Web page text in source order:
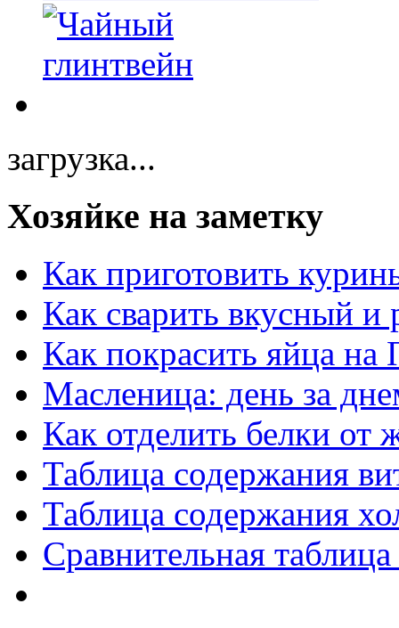
загрузка...
Хозяйке на заметку
Как приготовить
Как сварить вкусный и
Как покрасить яйца на
Масленица: день за
Как отделить белки от
Таблица содержания
Таблица содержания
Сравнительная